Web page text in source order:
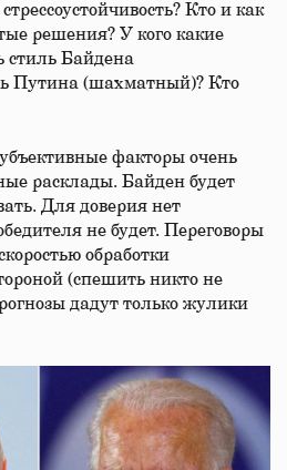
Кто и как
решения? У кого какие
стиль Байдена
Путина (шахматный)? Кто
факторы очень
расклады. Байден будет
Для доверия нет
не будет. Переговоры
обработки
(спешить никто не
дадут только жулики